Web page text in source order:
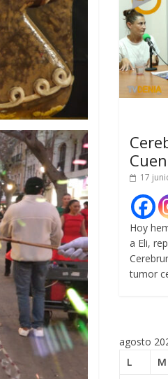
17
Hoy
a Eli,
tumor
agosto
L
M